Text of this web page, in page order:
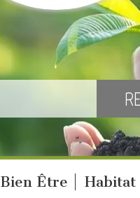
Bien Être Habitat